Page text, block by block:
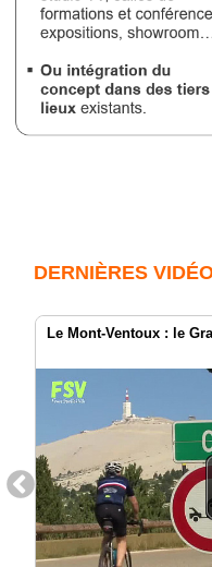
DERNIÈRES
Le Mont-Ventoux : le